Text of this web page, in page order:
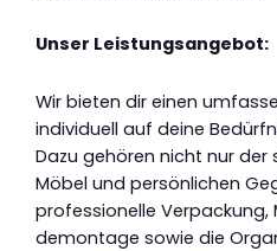
Unser Leistungsangebot:
Wir bieten dir einen
individuell auf deine
Dazu gehören nicht nur
Möbel und persönlichen
professionelle
demontage sowie die